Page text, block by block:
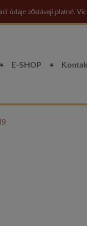
údaje zůstávají platné.
E-SHOP